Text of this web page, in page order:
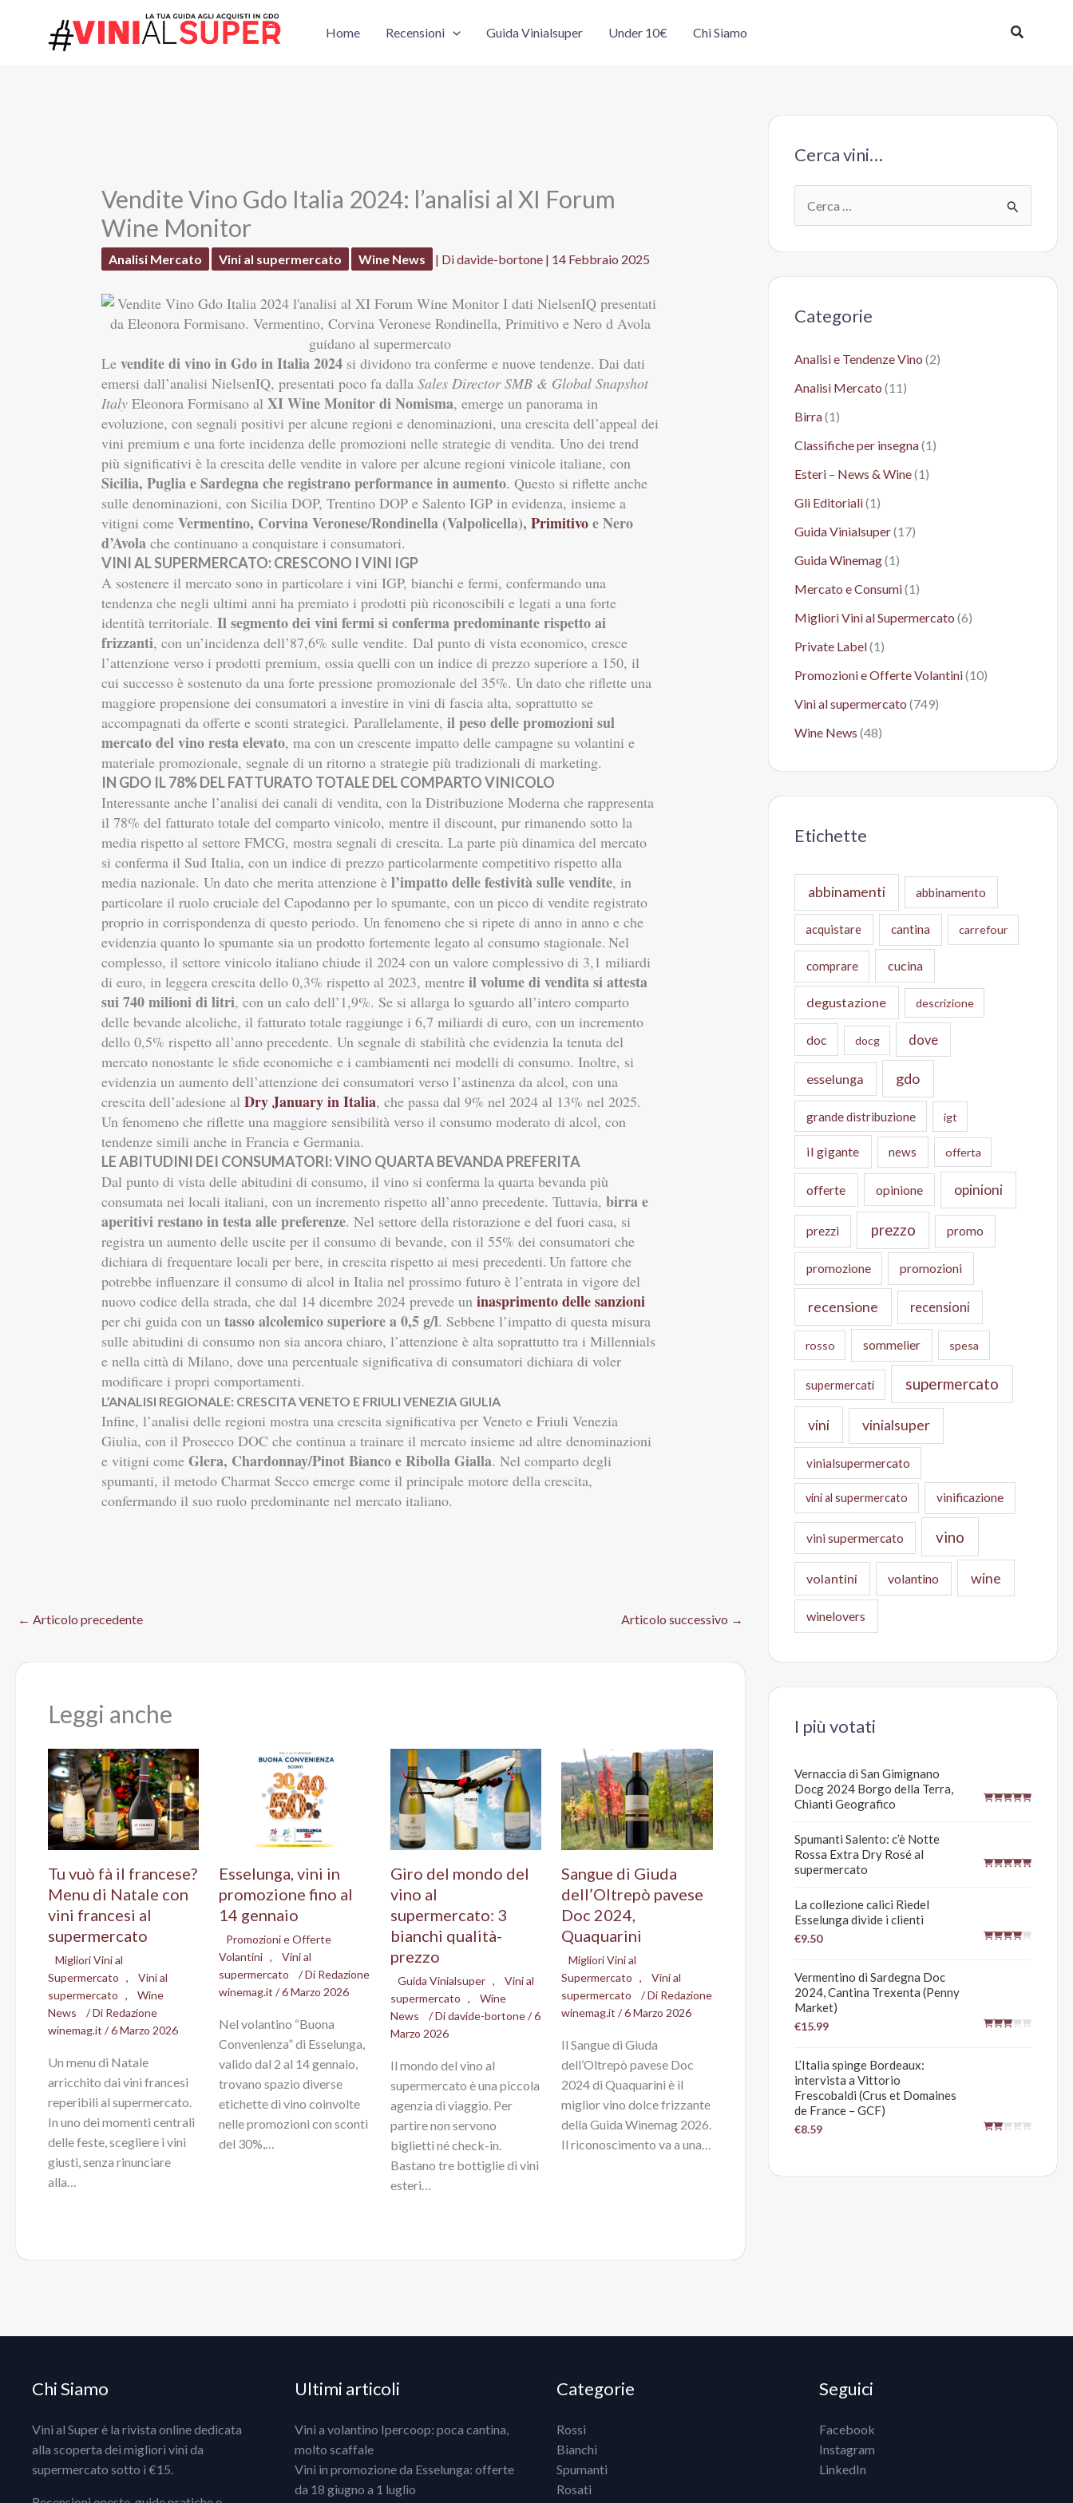
contenuto
Home Recensioni Guida Vinialsuper Under 10€ Chi Siamo Cerca
Vendite Vino Gdo Italia 2024: l’analisi al XI Forum
Wine Monitor
Analisi Mercato Vini al supermercato Wine News | Didavide-bortone | 14 Febbraio 2025
Le vendite di vino in Gdo in Italia 2024si dividono tra conferme e nuove tendenze. Dai dati
emersi dall’analisi NielsenIQ, presentati poco fa dalla Sales Director SMB & Global Snapshot
ItalyEleonora Formisano al XI Wine Monitor di Nomisma, emerge un panorama in
evoluzione, con segnali positivi per alcune regioni e denominazioni, una crescita dell’appeal dei
vini premium e una forte incidenza delle promozioni nelle strategie di vendita. Uno dei trend
più significativi è la crescita delle vendite in valore per alcune regioni vinicole italiane, con
Sicilia, Puglia e Sardegna che registrano performance in aumento. Questo si riflette anche
sulle denominazioni, con Sicilia DOP, Trentino DOP e Salento IGP in evidenza, insieme a
vitigni come Vermentino, Corvina Veronese/Rondinella (Valpolicella), Primitivoe Nero
d’Avola che continuano a conquistare i consumatori.
VINI AL SUPERMERCATO: CRESCONO I VINI IGP
A sostenere il mercato sono in particolare i vini IGP, bianchi e fermi, confermando una
tendenza che negli ultimi anni ha premiato i prodotti più riconoscibili e legati a una forte
identità territoriale. Il segmento dei vini fermi si conferma predominante rispetto ai
frizzanti, con un’incidenza dell’87,6% sulle vendite. Dal punto di vista economico, cresce
l’attenzione verso i prodotti premium, ossia quelli con un indice di prezzo superiore a 150, il
cui successo è sostenuto da una forte pressione promozionale del 35%. Un dato che riflette una
maggiore propensione dei consumatori a investire in vini di fascia alta, soprattutto se
accompagnati da offerte e sconti strategici. Parallelamente, il peso delle promozioni sul
mercato del vino resta elevato, ma con un crescente impatto delle campagne su volantini e
materiale promozionale, segnale di un ritorno a strategie più tradizionali di marketing.
IN GDO IL 78% DEL FATTURATO TOTALE DEL COMPARTO VINICOLO
Interessante anche l’analisi dei canali di vendita, con la Distribuzione Moderna che rappresenta
il 78% del fatturato totale del comparto vinicolo, mentre il discount, pur rimanendo sotto la
media rispetto al settore FMCG, mostra segnali di crescita. La parte più dinamica del mercato
si conferma il Sud Italia, con un indice di prezzo particolarmente competitivo rispetto alla
media nazionale. Un dato che merita attenzione è l’impatto delle festività sulle vendite, in
particolare il ruolo cruciale del Capodanno per lo spumante, con un picco di vendite registrato
proprio in corrispondenza di questo periodo. Un fenomeno che si ripete di anno in anno e che
evidenzia quanto lo spumante sia un prodotto fortemente legato al consumo stagionale. Nel
complesso, il settore vinicolo italiano chiude il 2024 con un valore complessivo di 3,1 miliardi
di euro, in leggera crescita dello 0,3% rispetto al 2023, mentre il volume di vendita si attesta
sui 740 milioni di litri, con un calo dell’1,9%. Se si allarga lo sguardo all’intero comparto
delle bevande alcoliche, il fatturato totale raggiunge i 6,7 miliardi di euro, con un incremento
dello 0,5% rispetto all’anno precedente. Un segnale di stabilità che evidenzia la tenuta del
mercato nonostante le sfide economiche e i cambiamenti nei modelli di consumo. Inoltre, si
evidenzia un aumento dell’attenzione dei consumatori verso l’astinenza da alcol, con una
crescita dell’adesione al Dry January in Italia, che passa dal 9% nel 2024 al 13% nel 2025.
Un fenomeno che riflette una maggiore sensibilità verso il consumo moderato di alcol, con
tendenze simili anche in Francia e Germania.
LE ABITUDINI DEI CONSUMATORI: VINO QUARTA BEVANDA PREFERITA
Dal punto di vista delle abitudini di consumo, il vino si conferma la quarta bevanda più
consumata nei locali italiani, con un incremento rispetto all’anno precedente. Tuttavia, birra e
aperitivi restano in testa alle preferenze. Nel settore della ristorazione e del fuori casa, si
registra un aumento delle uscite per il consumo di bevande, con il 55% dei consumatori che
dichiara di frequentare locali per bere, in crescita rispetto ai mesi precedenti. Un fattore che
potrebbe influenzare il consumo di alcol in Italia nel prossimo futuro è l’entrata in vigore del
nuovo codice della strada, che dal 14 dicembre 2024 prevede un inasprimento delle sanzioni
per chi guida con un tasso alcolemico superiore a 0,5 g/l. Sebbene l’impatto di questa misura
sulle abitudini di consumo non sia ancora chiaro, l’attenzione è alta soprattutto tra i Millennials
e nella città di Milano, dove una percentuale significativa di consumatori dichiara di voler
modificare i propri comportamenti.
L’ANALISI REGIONALE: CRESCITA VENETO E FRIULI VENEZIA GIULIA
Infine, l’analisi delle regioni mostra una crescita significativa per Veneto e Friuli Venezia
Giulia, con il Prosecco DOC che continua a trainare il mercato insieme ad altre denominazioni
e vitigni come Glera, Chardonnay/Pinot Bianco e Ribolla Gialla. Nel comparto degli
spumanti, il metodo Charmat Secco emerge come il principale motore della crescita,
confermando il suo ruolo predominante nel mercato italiano.
← Articolo precedente Articolo successivo →
Leggi anche
Tu vuò fà il francese?
Menu di Natale con
vini francesi al
supermercato
Migliori Vini al
Supermercato ,
Vini al
supermercato ,
Wine
News
/ Di Redazione
winemag.it /6 Marzo 2026
Un menu di Natale
arricchito dai vini francesi
reperibili al supermercato.
In uno dei momenti centrali
delle feste, scegliere i vini
giusti, senza rinunciare
alla…
Esselunga, vini in
promozione fino al
14 gennaio
Promozioni e Offerte
Volantini ,
Vini al
supermercato
/ Di Redazione
winemag.it/6 Marzo 2026
Nel volantino “Buona
Convenienza” di Esselunga,
valido dal 2 al 14 gennaio,
trovano spazio diverse
etichette di vino coinvolte
nelle promozioni con sconti
del 30%,…
Giro del mondo del
vino al
supermercato: 3
bianchi qualità-
prezzo
Guida Vinialsuper ,
Vini al
supermercato ,
Wine
News
/ Didavide-bortone/6
Marzo 2026
Il mondo del vino al
supermercato è una piccola
agenzia di viaggio. Per
partire non servono
biglietti né check-in.
Bastano tre bottiglie di vini
esteri…
Sangue di Giuda
dell’Oltrepò pavese
Doc 2024,
Quaquarini
Migliori Vini al
Supermercato
,
Vini al
supermercato
/ Di Redazione
winemag.it/6 Marzo 2026
Il Sangue di Giuda
dell’Oltrepò pavese Doc
2024 di Quaquarini è il
miglior vino dolce frizzante
della Guida Winemag 2026.
Il riconoscimento va a una…
Cerca vini…
e
:Categorie
Analisi e Tendenze Vino (2)
Analisi Mercato (11)
Birra(1)
Classifiche per insegna(1)
Esteri – News & Wine(1)
Gli Editoriali(1)
Guida Vinialsuper(17)
Guida Winemag(1)
Mercato e Consumi(1)
Migliori Vini al Supermercato (6)
Private Label(1)
Promozioni e Offerte Volantini(10)
Vini al supermercato (749)
Wine News (48)
Etichette
abbinamenti abbinamento
acquistare cantina carrefour
comprare cucina
degustazione descrizione
doc docg dove
esselunga gdo
grande distribuzione igt
il gigante news offerta
offerte opinione opinioni
prezzi prezzo promo
promozione promozioni
recensione recensioni
rosso sommelier spesa
supermercati supermercato
vini vinialsuper
vinialsupermercato
vini al supermercato vinificazione
vini supermercato vino
volantini volantino wine
winelovers
I più votati
Vernaccia di San Gimignano
Docg 2024 Borgo della Terra,
Chianti Geografico
Spumanti Salento: c’è Notte
Rossa Extra Dry Rosé al
supermercato
La collezione calici Riedel
Esselunga divide i clienti
€9.50
Vermentino di Sardegna Doc
2024, Cantina Trexenta (Penny
Market)
€15.99
L’Italia spinge Bordeaux:
intervista a Vittorio
Frescobaldi (Crus et Domaines
de France – GCF)
€8.59
Chi Siamo
Vini al Super è la rivista online dedicata
alla scoperta dei migliori vini da
supermercato sotto i €15.
Ultimi articoli
Vini a volantino Ipercoop: poca cantina,
molto scaffale
Vini in promozione da Esselunga: offerte
da 18 giugno a 1 luglio
Categorie
Rossi
Bianchi
Spumanti
Rosati
Seguici
Facebook
Instagram
LinkedIn